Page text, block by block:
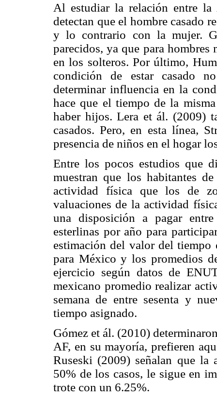
Al estudiar la relación entre
detectan que el hombre casado
y lo contrario con la mujer.
parecidos, ya que para
en los solteros. Por último,
condición de estar casado
determinar influencia en la
hace que el tiempo de la
haber hijos. Lera et ál. (2009)
casados. Pero, en esta línea,
presencia de niños en el hogar
Entre los pocos estudios que
muestran que los habitantes
actividad física que los de
valuaciones de la actividad
una disposición a pagar
esterlinas por año para
estimación del valor del
para México y los promedios
ejercicio según datos de
mexicano promedio realizar
semana de entre sesenta y
tiempo asignado.
Gómez et ál. (2010)
AF, en su mayoría, prefieren
Ruseski (2009) señalan que la
50% de los casos, le sigue en
trote con un 6.25%.